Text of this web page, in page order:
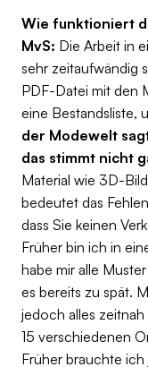
Wie funktioniert
MvS: Die Arbeit in
sehr zeitaufwändig
PDF-Datei mit den
eine Bestandsliste,
der Modewelt
das stimmt nicht
Material wie 3D-
bedeutet das
dass Sie keinen
Früher bin ich in
habe mir alle
es bereits zu spät.
jedoch alles
15 verschiedenen
Früher brauchte ich